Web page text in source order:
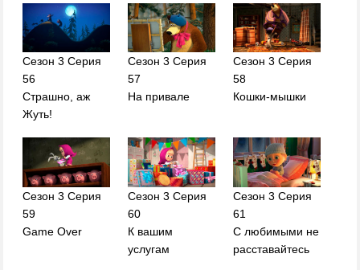
Сезон 3 Серия
56
Страшно, аж
Жуть!
Сезон 3 Серия
57
На привале
Сезон 3 Серия
58
Кошки-мышки
Сезон 3 Серия
59
Game Over
Сезон 3 Серия
60
К вашим
услугам
Сезон 3 Серия
61
С любимыми не
расставайтесь